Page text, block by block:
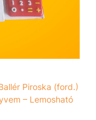
Piroska (ford.)
– Lemosható